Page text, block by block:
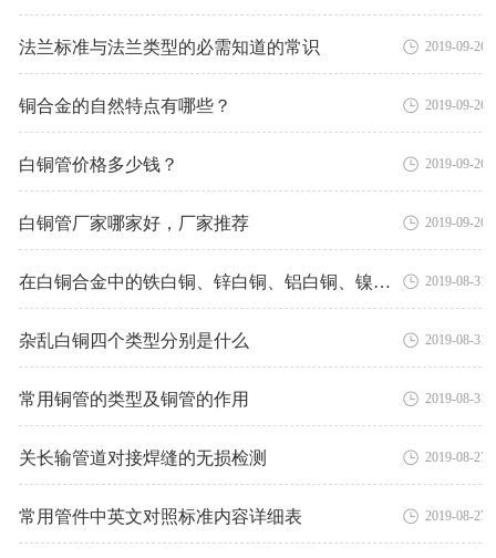
法兰标准与法兰类型的必需知道的常识 2019-09-26
铜合金的自然特点有哪些？ 2019-09-26
白铜管价格多少钱？ 2019-09-26
白铜管厂家哪家好，厂家推荐 2019-09-26
在白铜合金中的铁白铜、锌白铜、铝白铜、镍白铜有哪些用途 2019-08-31
杂乱白铜四个类型分别是什么 2019-08-31
常用铜管的类型及铜管的作用 2019-08-31
关长输管道对接焊缝的无损检测 2019-08-27
常用管件中英文对照标准内容详细表 2019-08-27